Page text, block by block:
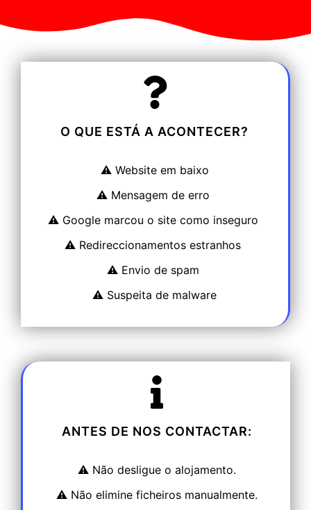
O QUE ESTÁ A ACONTECER?
⚠️ Website em baixo
⚠️ Mensagem de erro
⚠️ Google marcou o site como inseguro
⚠️ Redireccionamentos estranhos
⚠️ Envio de spam
⚠️ Suspeita de malware
ANTES DE NOS CONTACTAR:
⚠️ Não desligue o alojamento.
⚠️ Não elimine ficheiros manualmente.